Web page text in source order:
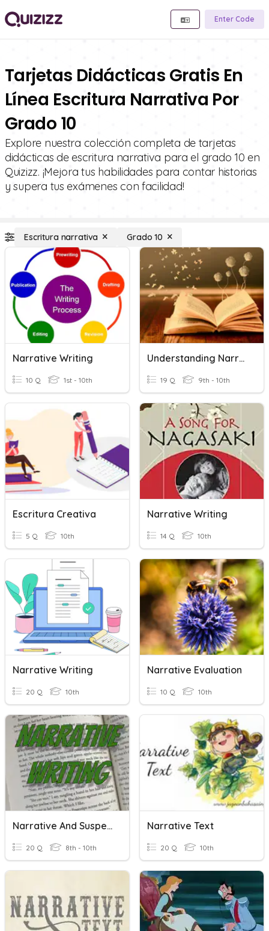
Enter Code
Tarjetas Didácticas Gratis En
Línea Escritura Narrativa Por
Grado 10
Explore nuestra colección completa de tarjetas
didácticas de escritura narrativa para el grado 10 en
Quizizz. ¡Mejora tus habilidades para contar historias
y supera tus exámenes con facilidad!
Escritura narrativa Grado 10
Narrative Writing
10 Q 1st - 10th
Understanding Narrative
19 Q 9th - 10th
Escritura Creativa
5 Q 10th
Narrative Writing
14 Q 10th
Narrative Writing
20 Q 10th
Narrative Evaluation
10 Q 10th
Narrative And Suspense
20 Q 8th - 10th
Narrative Text
20 Q 10th